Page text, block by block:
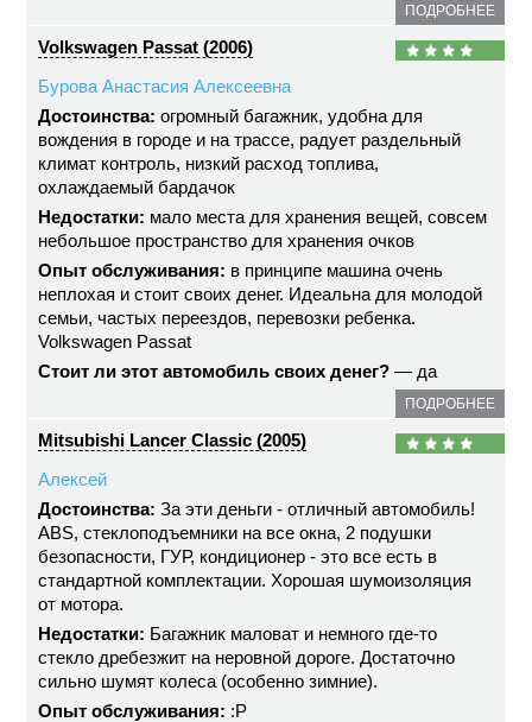
ПОДРОБНЕЕ
Volkswagen Passat (2006)
Бурова Анастасия Алексеевна
Достоинства: огромный багажник, удобна для
вождения в городе и на трассе, радует раздельный
климат контроль, низкий расход топлива,
охлаждаемый бардачок
Недостатки: мало места для хранения вещей, совсем
небольшое пространство для хранения очков
Опыт обслуживания: в принципе машина очень
неплохая и стоит своих денег. Идеальна для молодой
семьи, частых переездов, перевозки ребенка.
Volkswagen Passat
Стоит ли этот автомобиль своих денег? — да
ПОДРОБНЕЕ
Mitsubishi Lancer Classic (2005)
Алексей
Достоинства: За эти деньги - отличный автомобиль!
ABS, стеклоподъемники на все окна, 2 подушки
безопасности, ГУР, кондиционер - это все есть в
стандартной комплектации. Хорошая шумоизоляция
от мотора.
Недостатки: Багажник маловат и немного где-то
стекло дребезжит на неровной дороге. Достаточно
сильно шумят колеса (особенно зимние).
Опыт обслуживания: :P